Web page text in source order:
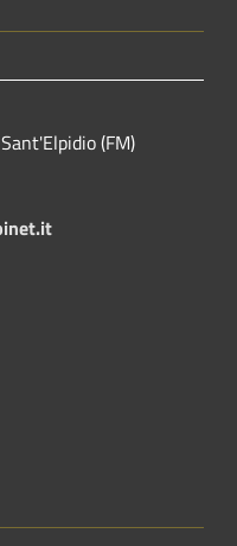
(FM)